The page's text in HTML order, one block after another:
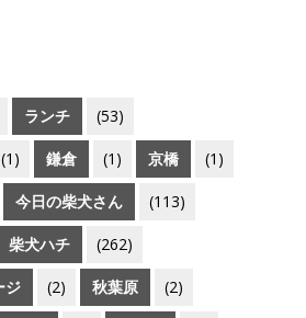
ランチ (53)
(1) 鎌倉 (1) 京橋 (1)
今日の柴犬さん (113)
柴犬ハチ (262)
ジ (2) 秋葉原 (2)